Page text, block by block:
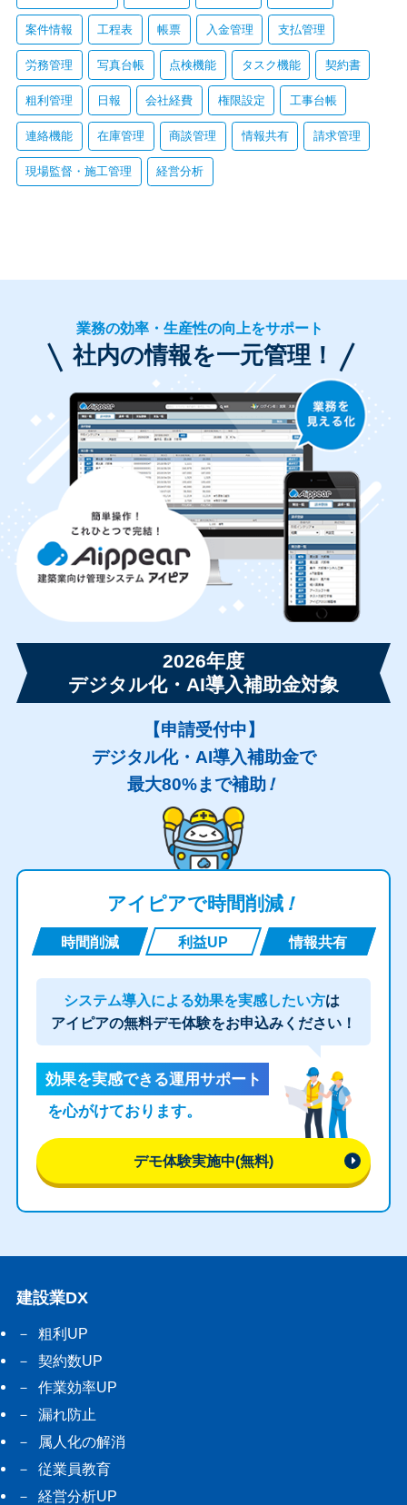
案件情報 工程表 帳票 入金管理 支払管理
労務管理 写真台帳 点検機能 タスク機能 契約書
粗利管理 日報 会社経費 権限設定 工事台帳
連絡機能 在庫管理 商談管理 情報共有 請求管理
現場監督・施工管理 経営分析
業務の効率・生産性の向上をサポート
社内の情報を一元管理！
2026年度
デジタル化・AI導入補助金対象
【申請受付中】
デジタル化・AI導入補助金で
最大80%まで補助！
アイピアで時間削減！
時間削減 利益UP 情報共有
システム導入による効果を実感したい方は
アイピアの無料デモ体験をお申込みください！
効果を実感できる運用サポート
を心がけております。
デモ体験実施中(無料)
建設業DX
粗利UP
契約数UP
作業効率UP
漏れ防止
属人化の解消
従業員教育
経営分析UP